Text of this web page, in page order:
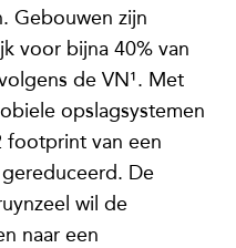
Gebouwen zijn
voor bijna 40% van
de VN¹. Met
opslagsystemen
footprint van een
De
wil de
naar een